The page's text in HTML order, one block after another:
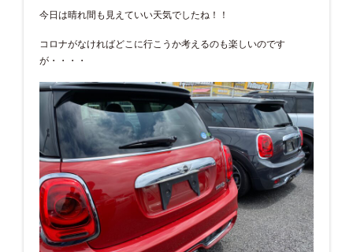
今日は晴れ間も見えていい天気でしたね！！
コロナがなければどこに行こうか考えるのも楽しいのです
が・・・・